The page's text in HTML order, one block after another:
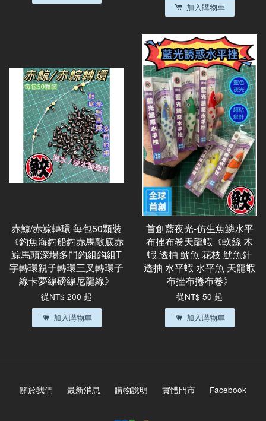
加入購物車
赤鯨/赤鯮轉環 每包50顆裝
《釣魚海釣船釣赤馬敲底赤
鯮馬頭深場多門釣組鈎組T
字轉環親子轉環三叉轉環子
線卡夢線磅線尼龍線》
從NT$ 200 起
加入購物車
首創藍夜光-仿生魚鱗水平
布挫布卷天龍蝦《軟絲 木
蝦 透抽 魷魚 花枝 魷魚針
透抽 水平蝦 水平魚 天龍蝦
布挫布捲布卷》
從NT$ 50 起
加入購物車
關於我們 最新消息 購物說明 實體門市 Facebook